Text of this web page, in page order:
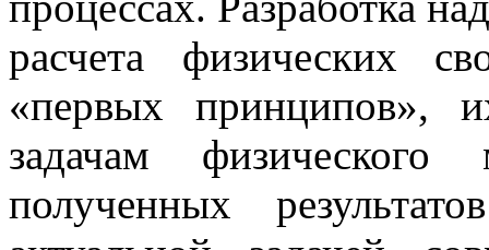
расчета физических
«первых принципов»,
задачам физического
полученных